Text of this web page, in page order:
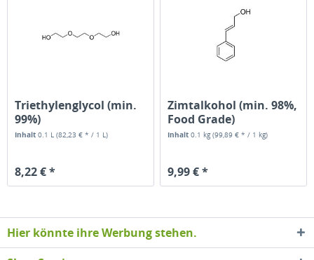
Triethylenglycol (min.
99%)
Inhalt0.1 L(82,23 € * / 1 L)
8,22 € *
Zimtalkohol (min. 98%,
Food Grade)
Inhalt0.1 kg(99,89 € * / 1 kg)
9,99 € *
Hier könnte ihre Werbung stehen.